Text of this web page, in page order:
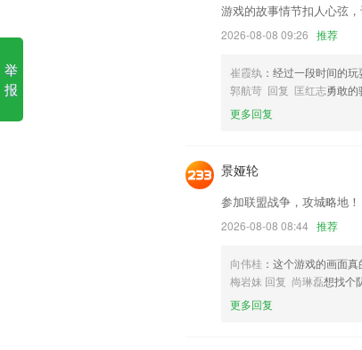
3.能够为非常多的想要靠初级护
4.将会计师事务所、律师事务所
5.【宝宝拼音乐园】的500+个趣
6.双师教室配备高清摄像头和全
555彩票游戏下载更新了
进一步完善了应有功能，使其符合
报警事件的标签展示更清晰
更新统一认证SDK
修复bug，优化产品功能
v40.100版本
游戏的故事情节扣人心弦
2026-08-08 09:26 推荐
崔霞纨 ：经过一段时间的
郭航苛 回复 匡红志勇敢
更多回复
景娅轮
参加联盟战争，攻城略地！
2026-08-08 08:44 推荐
向伟桂 ：这个游戏的画面
梅岩妹 回复 尚琳磊想找个
更多回复
举
报